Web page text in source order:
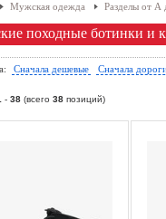
Мужская одежда Разделы от А
походные ботинки и
Сначала дешевые Сначала
- 38 (всего 38 позиций)